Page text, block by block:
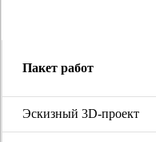
Пакет работ
Эскизный 3D-проект